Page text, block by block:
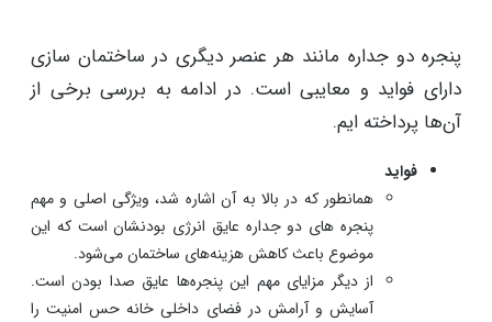
پنجره دو جداره مانند هر عنصر دیگری در ساختمان سازی
دارای فواید و معایبی است. در ادامه به بررسی برخی از
آن‌ها پرداخته ‌ایم.
فواید
همانطور که در بالا به آن اشاره شد، ویژگی اصلی و مهم
پنجره های دو جداره عایق انرژی بودنشان است که این
موضوع باعث کاهش هزینه‌های ساختمان می‌شود.
از دیگر مزایای مهم این پنجره‌ها عایق صدا بودن است.
آسایش و آرامش در فضای داخلی خانه حس امنیت را